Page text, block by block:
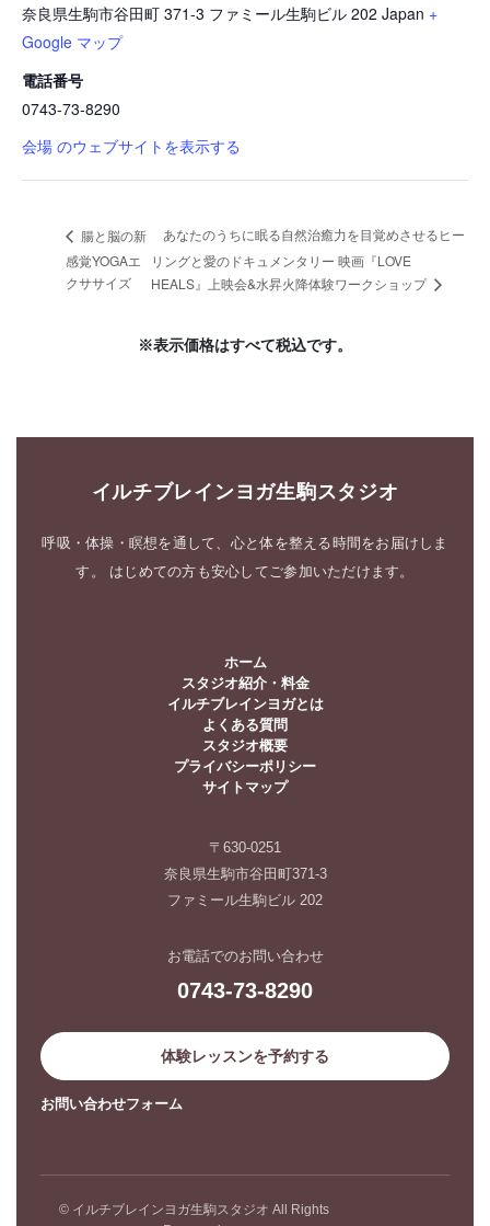
奈良県生駒市谷田町 371-3 ファミール生駒ビル 202 Japan +
Google マップ
電話番号
0743-73-8290
会場 のウェブサイトを表示する
腸と脳の新
感覚YOGAエ
クササイズ
あなたのうちに眠る自然治癒力を目覚めさせるヒー
リングと愛のドキュメンタリー 映画『LOVE
HEALS』上映会&水昇火降体験ワークショップ
※表示価格はすべて税込です。
イルチブレインヨガ生駒スタジオ
呼吸・体操・瞑想を通して、心と体を整える時間をお届けしま
す。 はじめての方も安心してご参加いただけます。
ホーム
スタジオ紹介・料金
イルチブレインヨガとは
よくある質問
スタジオ概要
プライバシーポリシー
サイトマップ
〒630-0251
奈良県生駒市谷田町371-3
ファミール生駒ビル 202
お電話でのお問い合わせ
0743-73-8290
体験レッスンを予約する
お問い合わせフォーム
© イルチブレインヨガ生駒スタジオ All Rights